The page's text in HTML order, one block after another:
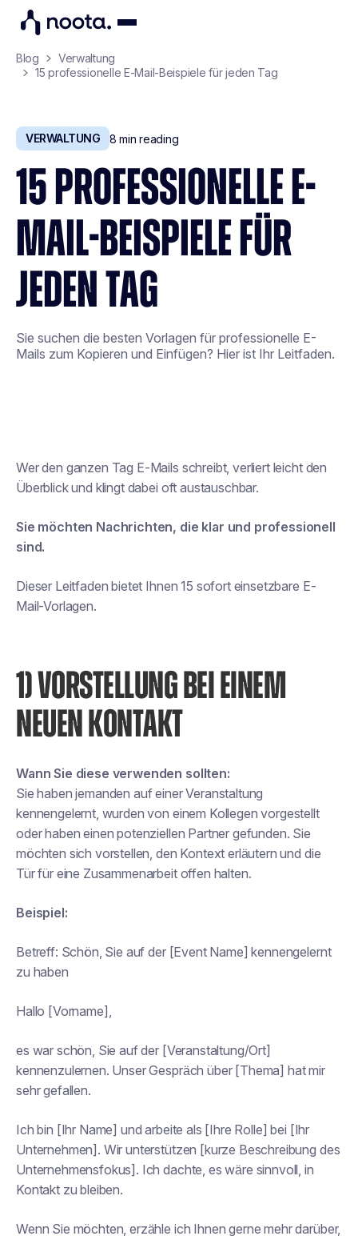
Blog
Verwaltung
15 professionelle E-Mail-Beispiele für jeden Tag
VERWALTUNG 8 min reading
15 PROFESSIONELLE E-
MAIL-BEISPIELE FÜR
JEDEN TAG
Sie suchen die besten Vorlagen für professionelle E-
Mails zum Kopieren und Einfügen? Hier ist Ihr Leitfaden.
Wer den ganzen Tag E-Mails schreibt, verliert leicht den
Überblick und klingt dabei oft austauschbar.
Sie möchten Nachrichten, die klar und professionell
sind.
Dieser Leitfaden bietet Ihnen 15 sofort einsetzbare E-
Mail-Vorlagen.
1) VORSTELLUNG BEI EINEM
NEUEN KONTAKT
Wann Sie diese verwenden sollten:
Sie haben jemanden auf einer Veranstaltung
kennengelernt, wurden von einem Kollegen vorgestellt
oder haben einen potenziellen Partner gefunden. Sie
möchten sich vorstellen, den Kontext erläutern und die
Tür für eine Zusammenarbeit offen halten.
Beispiel:
Betreff: Schön, Sie auf der [Event Name] kennengelernt
zu haben
Hallo [Vorname],
es war schön, Sie auf der [Veranstaltung/Ort]
kennenzulernen. Unser Gespräch über [Thema] hat mir
sehr gefallen.
Ich bin [Ihr Name] und arbeite als [Ihre Rolle] bei [Ihr
Unternehmen]. Wir unterstützen [kurze Beschreibung des
Unternehmensfokus]. Ich dachte, es wäre sinnvoll, in
Kontakt zu bleiben.
Wenn Sie möchten, erzähle ich Ihnen gerne mehr darüber,